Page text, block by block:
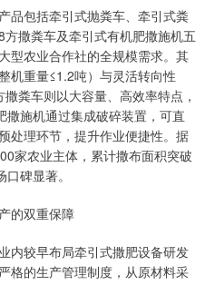
品包括牵引式抛粪车、牵引式粪
撒粪车及牵引式有机肥撒施机五
型农业合作社的全规模需求。其
机重量≤1.2吨）与灵活转向性
粪车则以大容量、高效率特点，
撒施机通过集成破碎装置，可直
处理环节，提升作业便捷性。据
家农业主体，累计撒布面积突破
碑显著。
的双重保障
内较早布局牵引式撒肥设备研发
格的生产管理制度，从原材料采